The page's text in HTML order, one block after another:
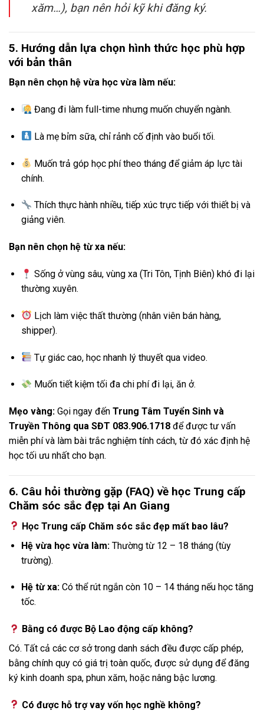
xăm…), bạn nên hỏi kỹ khi đăng ký.
5. Hướng dẫn lựa chọn hình thức học phù hợp
với bản thân
Bạn nên chọn hệ vừa học vừa làm nếu:
Đang đi làm full-time nhưng muốn chuyển ngành.
Là mẹ bỉm sữa, chỉ rảnh cố định vào buổi tối.
Muốn trả góp học phí theo tháng để giảm áp lực tài
chính.
Thích thực hành nhiều, tiếp xúc trực tiếp với thiết bị và
giảng viên.
Bạn nên chọn hệ từ xa nếu:
Sống ở vùng sâu, vùng xa (Tri Tôn, Tịnh Biên) khó đi lại
thường xuyên.
Lịch làm việc thất thường (nhân viên bán hàng,
shipper).
Tự giác cao, học nhanh lý thuyết qua video.
Muốn tiết kiệm tối đa chi phí đi lại, ăn ở.
Mẹo vàng: Gọi ngay đến Trung Tâm Tuyển Sinh và
Truyền Thông qua SĐT 083.906.1718 để được tư vấn
miễn phí và làm bài trắc nghiệm tính cách, từ đó xác định hệ
học tối ưu nhất cho bạn.
6. Câu hỏi thường gặp (FAQ) về học Trung cấp
Chăm sóc sắc đẹp tại An Giang
Học Trung cấp Chăm sóc sắc đẹp mất bao lâu?
Hệ vừa học vừa làm:Thường từ 12 – 18 tháng (tùy
trường).
Hệ từ xa:Có thể rút ngắn còn 10 – 14 tháng nếu học tăng
tốc.
Bằng có được Bộ Lao động cấp không?
Có. Tất cả các cơ sở trong danh sách đều được cấp phép,
bằng chính quy có giá trị toàn quốc, được sử dụng để đăng
ký kinh doanh spa, phun xăm, hoặc nâng bậc lương.
Có được hỗ trợ vay vốn học nghề không?